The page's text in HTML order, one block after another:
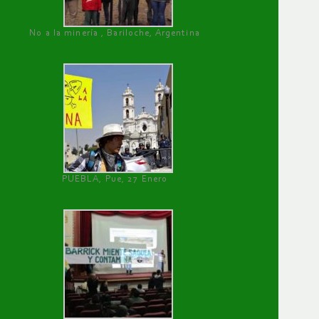
No a la minería , Bariloche, Argentina
PUEBLA, Pue, 27 Enero